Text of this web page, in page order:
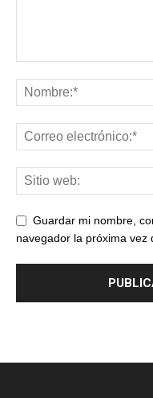
Guardar mi nombre,
navegador la próxima vez